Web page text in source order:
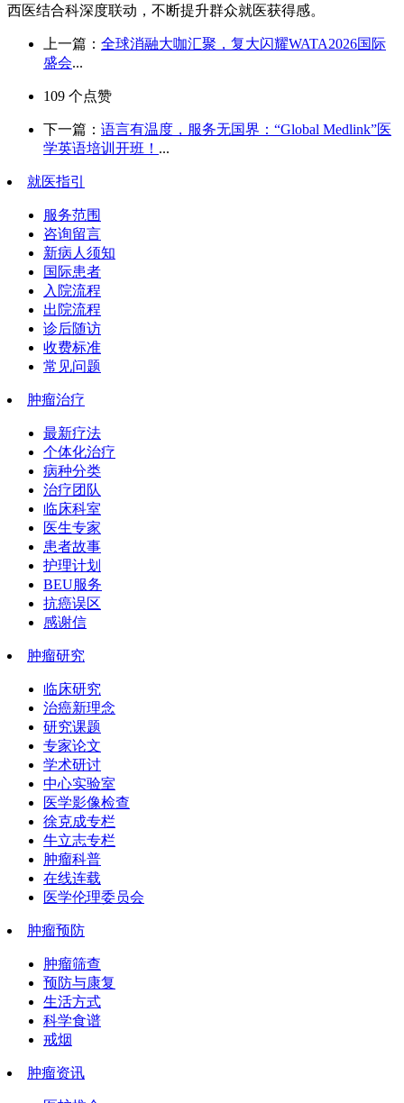
西医结合科深度联动，不断提升群众就医获得感。
上一篇： 全球消融大咖汇聚，复大闪耀WATA2026国际
盛会...
109 个点赞
下一篇： 语言有温度，服务无国界：“Global Medlink”医
学英语培训开班！ ...
就医指引
服务范围
咨询留言
新病人须知
国际患者
入院流程
出院流程
诊后随访
收费标准
常见问题
肿瘤治疗
最新疗法
个体化治疗
病种分类
治疗团队
临床科室
医生专家
患者故事
护理计划
BEU服务
抗癌误区
感谢信
肿瘤研究
临床研究
治癌新理念
研究课题
专家论文
学术研讨
中心实验室
医学影像检查
徐克成专栏
牛立志专栏
肿瘤科普
在线连载
医学伦理委员会
肿瘤预防
肿瘤筛查
预防与康复
生活方式
科学食谱
戒烟
肿瘤资讯